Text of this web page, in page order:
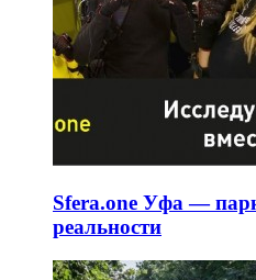
Sfera.one Уфа —
реальности